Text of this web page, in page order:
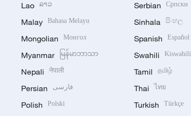
Lao ລາວ
Malay Bahasa Melayu
Mongolian Монгол
Myanmar မြန်မာဘာသာ
Nepali नेपाली
Persian فارسی
Polish Polski
Serbian Српски
Sinhala සිංහල
Spanish Español
Swahili Kiswahili
Tamil தமிழ்
Thai ไทย
Turkish Türkçe